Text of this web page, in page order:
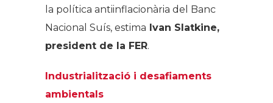
la política antiinflacionària del Banc
Nacional Suís, estima Ivan Slatkine,
president de la FER.
Industrialització i desafiaments
ambientals